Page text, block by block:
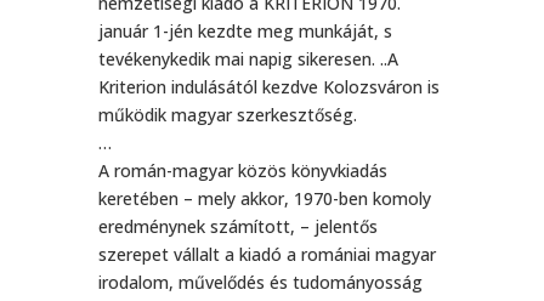
január 1-jén kezdte meg munkáját, s
tevékenykedik mai napig sikeresen. ..A
Kriterion indulásától kezdve Kolozsváron is
működik magyar szerkesztőség.
…
A román-magyar közös könyvkiadás
keretében – mely akkor, 1970-ben komoly
eredménynek számított, – jelentős
szerepet vállalt a kiadó a romániai magyar
irodalom, művelődés és tudományosság